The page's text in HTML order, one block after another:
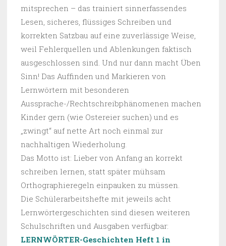
mitsprechen – das trainiert sinnerfassendes
Lesen, sicheres, flüssiges Schreiben und
korrekten Satzbau auf eine zuverlässige Weise,
weil Fehlerquellen und Ablenkungen faktisch
ausgeschlossen sind. Und nur dann macht Üben
Sinn! Das Auffinden und Markieren von
Lernwörtern mit besonderen
Aussprache-/Rechtschreibphänomenen machen
Kinder gern (wie Ostereier suchen) und es
„zwingt“ auf nette Art noch einmal zur
nachhaltigen Wiederholung.
Das Motto ist: Lieber von Anfang an korrekt
schreiben lernen, statt später mühsam
Orthographieregeln einpauken zu müssen.
Die Schülerarbeitshefte mit jeweils acht
Lernwörtergeschichten sind diesen weiteren
Schulschriften und Ausgaben verfügbar:
LERNWÖRTER-Geschichten Heft 1 in